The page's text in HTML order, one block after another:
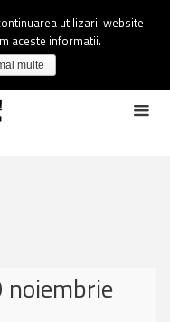
noiembrie
utilizarii website-
aceste informatii.
multe